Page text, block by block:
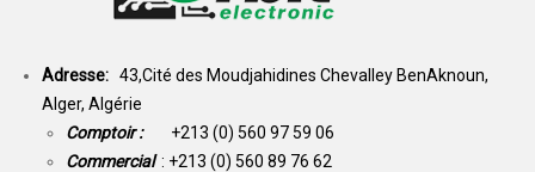
Adresse: 43,Cité des Moudjahidines Chevalley BenAknoun,
Alger, Algérie
Comptoir : +213 (0) 560 97 59 06
Commercial : +213 (0) 560 89 76 62